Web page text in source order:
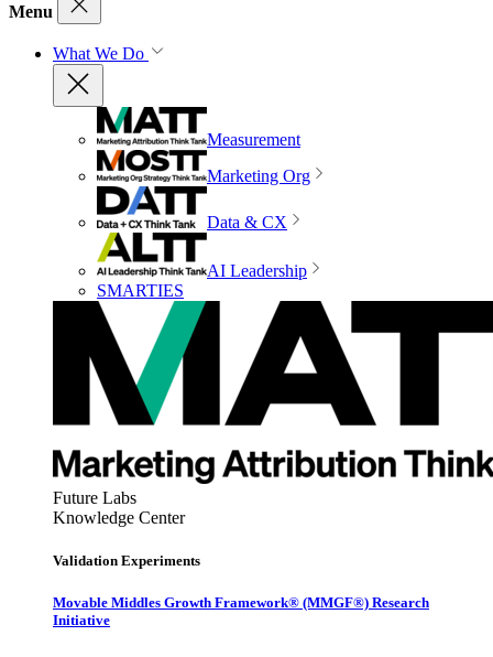
Menu
What We Do
Measurement
Marketing Org
Data & CX
AI Leadership
SMARTIES
Future Labs
Knowledge Center
Validation Experiments
Movable Middles Growth Framework® (MMGF®) Research
Initiative